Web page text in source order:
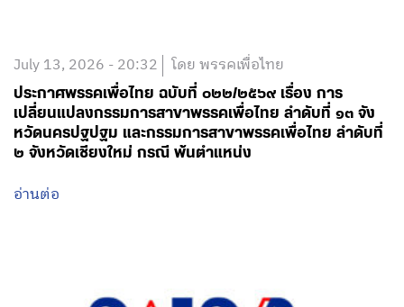
July 13, 2026 - 20:32 โดย พรรคเพื่อไทย
ประกาศพรรคเพื่อไทย ฉบับที่ ๐๒๒/๒๕๖๙ เรื่อง การ
เปลี่ยนแปลงกรรมการสาขาพรรคเพื่อไทย ลำดับที่ ๑๓ จัง
หวัดนครปฐปฐม และกรรมการสาขาพรรคเพื่อไทย ลำดับที่
๒ จังหวัดเชียงใหม่ กรณี พ้นตำแหน่ง
อ่านต่อ